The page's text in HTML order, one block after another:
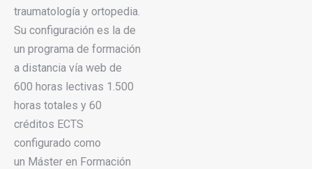
traumatología y ortopedia.
Su configuración es la de
un programa de formación
a distancia vía web de
600 horas lectivas 1.500
horas totales y 60
créditos ECTS
configurado como
un Máster en Formación